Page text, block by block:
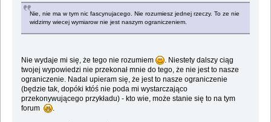
Nie, nie ma w tym nic fascynujacego. Nie rozumiesz jednej rzeczy. To ze nie
widzimy wiecej wymiarow nie jest naszym ograniczeniem.
Nie wydaje mi się, że tego nie rozumiem
. Niestety dalszy ciąg
twojej wypowiedzi nie przekonał mnie do tego, że nie jest to nasze
ograniczenie. Nadal upieram się, że jest to nasze ograniczenie
(będzie tak, dopóki któś nie poda mi wystarczająco
przekonywującego przykładu) - kto wie, może stanie się to na tym
forum
.